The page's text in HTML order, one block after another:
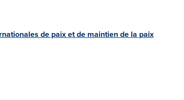
de paix et de maintien de la paix